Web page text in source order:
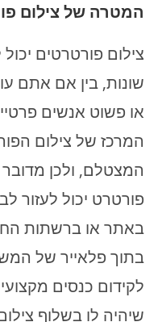
המטרה של צילום
צילום פורטרטים
שונות, בין אם אתם
או פשוט אנשים
המרכז של צילום
המצטלם, ולכן מדובר
פורטרט יכול לעזור
באתר או ברשתות
בתוך פלאייר של
לקידום כנסים
שיהיה לו בשלוף